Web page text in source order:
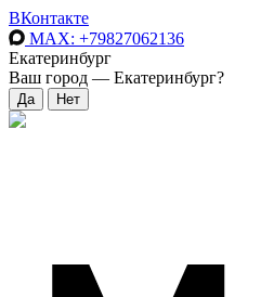
ВКонтакте
MAX: +79827062136
Екатеринбург
Ваш город — Екатеринбург?